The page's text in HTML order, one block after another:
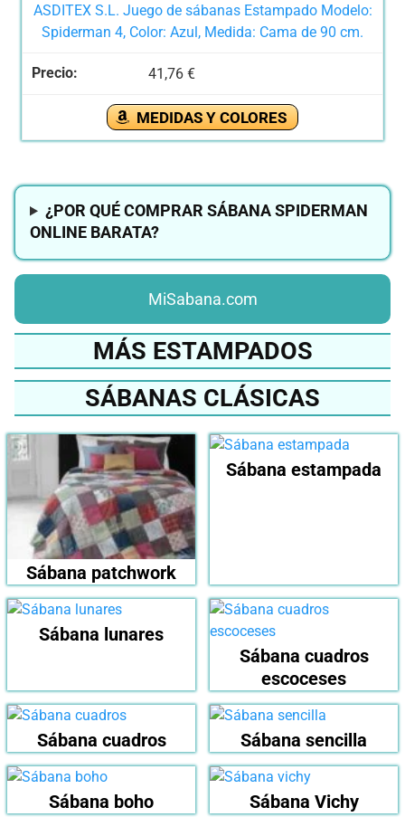
ASDITEX S.L. Juego de sábanas Estampado Modelo:
Spiderman 4, Color: Azul, Medida: Cama de 90 cm.
41,76 €
MEDIDAS Y COLORES
¿POR QUÉ COMPRAR SÁBANA SPIDERMAN
ONLINE BARATA?
MiSabana.com
MÁS ESTAMPADOS
SÁBANAS CLÁSICAS
Sábana patchwork
Sábana estampada
Sábana lunares
Sábana cuadros
escoceses
Sábana cuadros Sábana sencilla
Sábana boho Sábana Vichy